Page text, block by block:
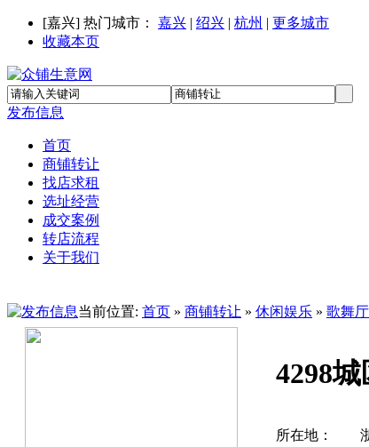
[嘉兴] 热门城市： 嘉兴 | 绍兴 | 杭州 | 更多城市
收藏本页
发布信息
首页
商铺转让
找店求租
选址经营
成交案例
转店流程
关于我们
当前位置: 首页 » 商铺转让 » 休闲娱乐 » 歌舞
4298
所在地：